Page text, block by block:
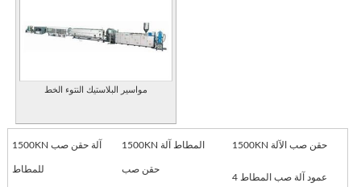
مواسير البلاستيك النتوء الخط
1500KN آلة حقن صب
للمطاط
1500KN المطاط آلة
حقن صب
1500KN حقن صب الآلة
4 عمود آلة صب المطاط